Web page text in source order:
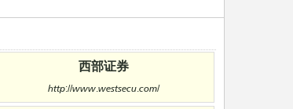
西部证券
http://www.westsecu.com/